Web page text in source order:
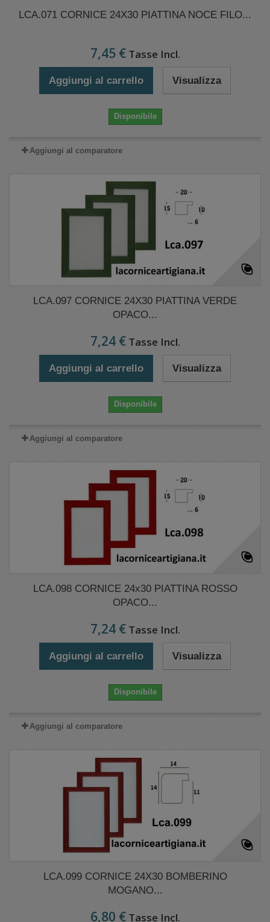
LCA.071 CORNICE 24X30 PIATTINA NOCE FILO...
7,45 € Tasse Incl.
Aggiungi al carrello Visualizza
Disponibile
Aggiungi al comparatore
LCA.097 CORNICE 24X30 PIATTINA VERDE
OPACO...
7,24 € Tasse Incl.
Aggiungi al carrello Visualizza
Disponibile
Aggiungi al comparatore
LCA.098 CORNICE 24x30 PIATTINA ROSSO
OPACO...
7,24 € Tasse Incl.
Aggiungi al carrello Visualizza
Disponibile
Aggiungi al comparatore
LCA.099 CORNICE 24X30 BOMBERINO
MOGANO...
6,80 € Tasse Incl.